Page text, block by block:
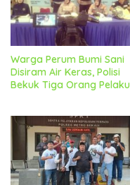
Warga Perum Bumi Sani
Disiram Air Keras, Polisi
Bekuk Tiga Orang Pelaku